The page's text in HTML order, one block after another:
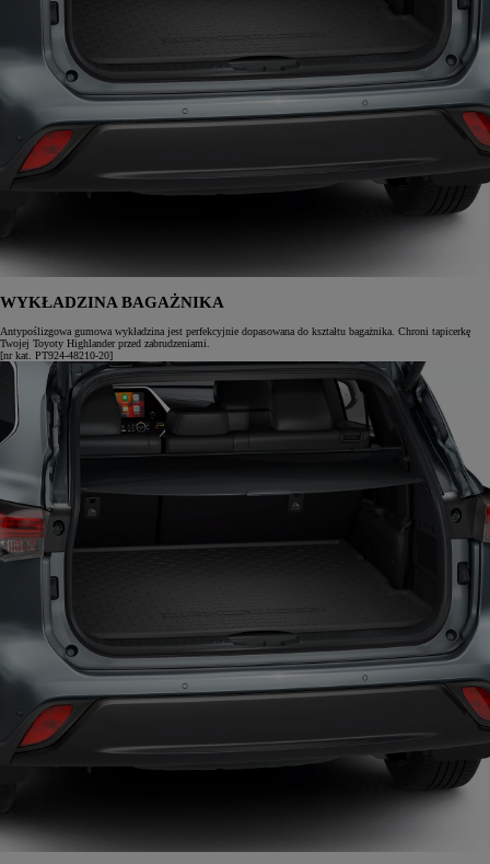
WYKŁADZINA BAGAŻNIKA
Antypoślizgowa gumowa wykładzina jest perfekcyjnie dopasowana do kształtu bagażnika. Chroni tapicerkę
Twojej Toyoty Highlander przed zabrudzeniami.
[nr kat. PT924-48210-20]